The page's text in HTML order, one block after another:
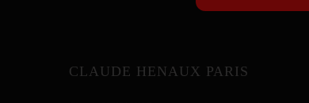
CLAUDE HENAUX PARIS